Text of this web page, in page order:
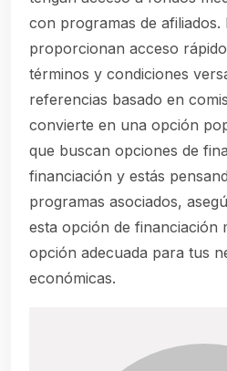
con programas de afiliados.
proporcionan acceso
términos y condiciones
referencias basado en
convierte en una opción
que buscan opciones de
financiación y estás
programas asociados,
esta opción de financiación
opción adecuada para tus
económicas.